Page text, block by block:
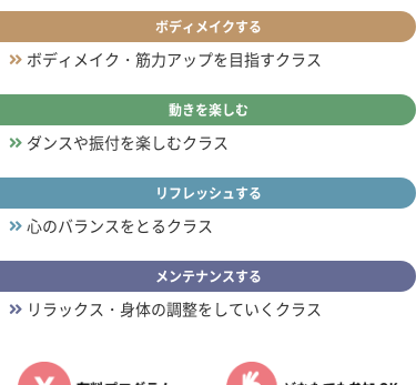
ボディメイクする
ボディメイク・筋力アップを目指すクラス
動きを楽しむ
ダンスや振付を楽しむクラス
リフレッシュする
心のバランスをとるクラス
メンテナンスする
リラックス・身体の調整をしていくクラス